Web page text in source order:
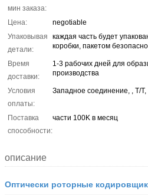
мин заказа:
Цена:
negotiable
Упаковывая
детали:
каждая часть будет
коробки, пакетом
Время
доставки:
1-3 рабочих дней для
производства
Условия
оплаты:
Западное соединение, , T/T,
Поставка
способности:
части 100K в месяц
описание
Оптически роторные